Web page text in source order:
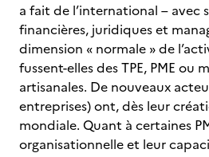
a fait de l’international – avec
financières, juridiques et
dimension « normale » de
fussent-elles des TPE, PME ou
artisanales. De nouveaux
entreprises) ont, dès leur
mondiale. Quant à certaines
organisationnelle et leur